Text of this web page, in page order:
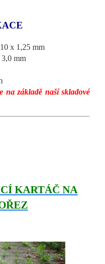
x 1,25 mm
mm
na základě naší skladové
KARTÁČ NA